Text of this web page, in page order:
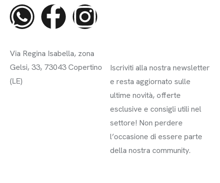
Via Regina Isabella, zona
Gelsi, 33, 73043 Copertino
(LE)
Iscriviti alla nostra newsletter
e resta aggiornato sulle
ultime novità, offerte
esclusive e consigli utili nel
settore! Non perdere
l’occasione di essere parte
della nostra community.